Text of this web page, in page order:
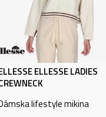
ELLESSE LADIES
lifestyle mikina